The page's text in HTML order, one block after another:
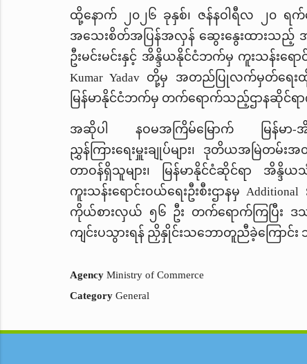
ထို့နောက် ၂၀၂၆ ခုနှစ်၊ ဇန်နဝါရီလ ၂၀ ရက်
အသေးစိတ်အပြန်အလှန် ဆွေးနွေးထားသည့် အစ
ဦးမင်းမင်းနှင့် အိန္ဒိယနိုင်ငံဘက်မှ ကူးသန်းရော
Kumar Yadav တို့မှ အတည်ပြုလက်မှတ်ရေးထို
မြန်မာနိုင်ငံဘက်မှ တက်ရောက်သည့်ဌာနဆိုင်ရ
အဆိုပါ နဝမအကြိမ်မြောက် မြန်မာ-အိန္
ညွှန်ကြားရေးမှူးချုပ်များ၊ ဒုတိယအမြဲတမ်းအ
တာဝန်ရှိသူများ၊
မြန်မာနိုင်ငံဆိုင်ရာ အိန္ဒိ
ကူးသန်းရောင်းဝယ်ရေးဦးစီးဌာနမှ Additional
ကိုယ်စားလှယ် ၅၆ ဦး တက်ရောက်ကြပြီး ဒ
ကျင်းပသွားရန် ညှိနှိုင်းသဘောတူညီခဲ့ကြောင်း
AgencyMinistry of Commerce
CategoryGeneral